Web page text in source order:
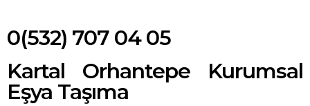
0(532) 707 04 05
Kartal Orhantepe Kurumsal
Eşya Taşıma